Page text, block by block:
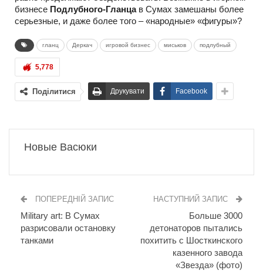
бизнесе Подлубного-Гланцав Сумах замешаны более
серьезные, и даже более того – «народные» «фигуры»?
гланц Деркач игровой бизнес миськов подлубный
5,778
Поділитися Друкувати Facebook
Новые Васюки
ПОПЕРЕДНІЙ ЗАПИС
Military art: В Сумах
разрисовали остановку
танками
НАСТУПНИЙ ЗАПИС
Больше 3000
детонаторов пытались
похитить с Шосткинского
казенного завода
«Звезда» (фото)